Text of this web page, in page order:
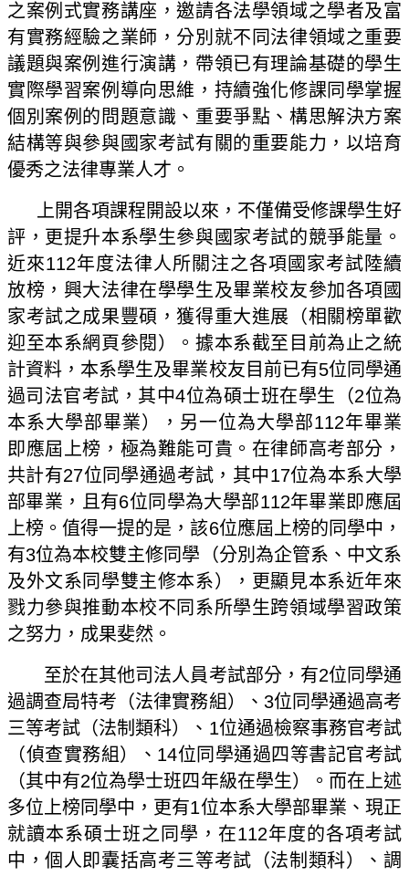
之案例式實務講座，邀請各法學領域之學者及富
有實務經驗之業師，分別就不同法律領域之重要
議題與案例進行演講，帶領已有理論基礎的學生
實際學習案例導向思維，持續強化修課同學掌握
個別案例的問題意識、重要爭點、構思解決方案
結構等與參與國家考試有關的重要能力，以培育
優秀之法律專業人才。
上開各項課程開設以來，不僅備受修課學生好
評，更提升本系學生參與國家考試的競爭能量。
近來112年度法律人所關注之各項國家考試陸續
放榜，興大法律在學學生及畢業校友參加各項國
家考試之成果豐碩，獲得重大進展（相關榜單歡
迎至本系網頁參閱）。據本系截至目前為止之統
計資料，本系學生及畢業校友目前已有5位同學通
過司法官考試，其中4位為碩士班在學生（2位為
本系大學部畢業），另一位為大學部112年畢業
即應屆上榜，極為難能可貴。在律師高考部分，
共計有27位同學通過考試，其中17位為本系大學
部畢業，且有6位同學為大學部112年畢業即應屆
上榜。值得一提的是，該6位應屆上榜的同學中，
有3位為本校雙主修同學（分別為企管系、中文系
及外文系同學雙主修本系），更顯見本系近年來
戮力參與推動本校不同系所學生跨領域學習政策
之努力，成果斐然。
至於在其他司法人員考試部分，有2位同學通
過調查局特考（法律實務組）、 3位同學通過高考
三等考試（法制類科）、 1位通過檢察事務官考試
（偵查實務組）、 14位同學通過四等書記官考試
（其中有2位為學士班四年級在學生）。而在上述
多位上榜同學中，更有1位本系大學部畢業、現正
就讀本系碩士班之同學，在112年度的各項考試
中，個人即囊括高考三等考試（法制類科）、調